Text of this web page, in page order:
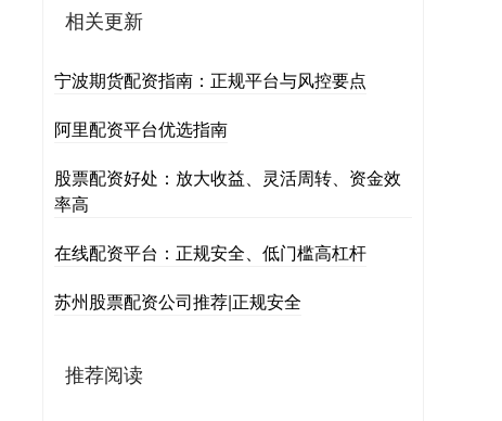
相关更新
宁波期货配资指南：正规平台与风控要点
阿里配资平台优选指南
股票配资好处：放大收益、灵活周转、资金效
率高
在线配资平台：正规安全、低门槛高杠杆
苏州股票配资公司推荐|正规安全
推荐阅读